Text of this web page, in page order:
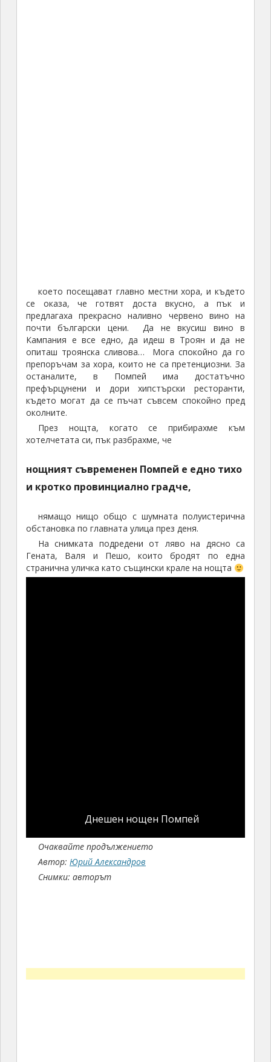
което посещават главно местни хора, и където
се оказа, че готвят доста вкусно, а пък и
предлагаха прекрасно наливно червено вино на
почти български цени. Да не вкусиш вино в
Кампания е все едно, да идеш в Троян и да не
опиташ троянска сливова… Мога спокойно да го
препоръчам за хора, които не са претенциозни. За
останалите, в Помпей има достатъчно
префърцунени и дори хипстърски ресторанти,
където могат да се пъчат съвсем спокойно пред
околните.
През нощта, когато се прибирахме към
хотелчетата си, пък разбрахме, че
нощният съвременен Помпей е едно тихо
и кротко провинциално градче,
нямащо нищо общо с шумната полуистерична
обстановка по главната улица през деня.
На снимката подредени от ляво на дясно са
Гената, Валя и Пешо, които бродят по една
странична уличка като същински крале на нощта
Днешен нощен Помпей
Очаквайте продължението
Автор: Юрий Александров
Снимки: авторът